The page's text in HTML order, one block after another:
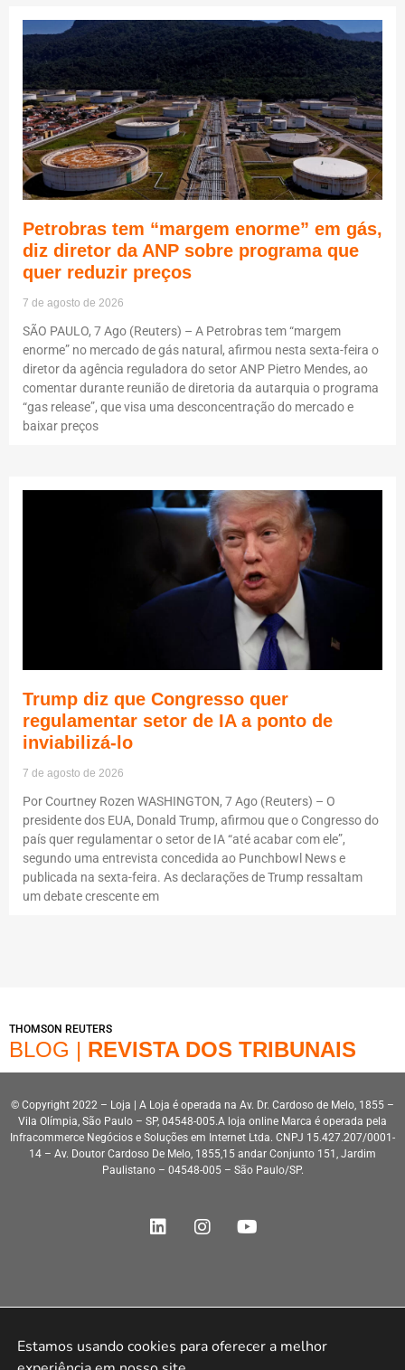
Petrobras tem “margem enorme” em gás,
diz diretor da ANP sobre programa que
quer reduzir preços
7 de agosto de 2026
SÃO PAULO, 7 Ago (Reuters) – A Petrobras tem “margem
enorme” no mercado de gás natural, afirmou nesta sexta-feira o
diretor da agência reguladora do setor ANP Pietro Mendes, ao
comentar durante reunião de diretoria da autarquia o programa
“gas release”, que visa uma desconcentração do mercado e
baixar preços
Trump diz que Congresso quer
regulamentar setor de IA a ponto de
inviabilizá-lo
7 de agosto de 2026
Por Courtney Rozen WASHINGTON, 7 Ago (Reuters) – O
presidente dos EUA, Donald Trump, afirmou que o Congresso do
país quer regulamentar o setor de IA “até acabar com ele”,
segundo uma entrevista concedida ao Punchbowl News e
publicada na sexta-feira. As declarações de Trump ressaltam
um debate crescente em
THOMSON REUTERS
BLOG | REVISTA DOS TRIBUNAIS
© Copyright 2022 – Loja | A Loja é operada na Av. Dr. Cardoso de Melo, 1855 –
Vila Olímpia, São Paulo – SP, 04548-005.A loja online Marca é operada pela
Infracommerce Negócios e Soluções em Internet Ltda. CNPJ 15.427.207/0001-
14 – Av. Doutor Cardoso De Melo, 1855,15 andar Conjunto 151, Jardim
Paulistano – 04548-005 – São Paulo/SP.
Estamos usando cookies para oferecer a melhor